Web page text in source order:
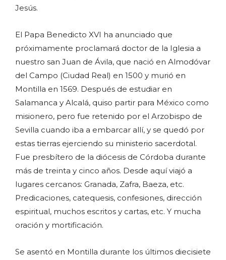
Jesús.
El Papa Benedicto XVI ha anunciado que
próximamente proclamará doctor de la Iglesia a
nuestro san Juan de Ávila, que nació en Almodóvar
del Campo (Ciudad Real) en 1500 y murió en
Montilla en 1569. Después de estudiar en
Salamanca y Alcalá, quiso partir para México como
misionero, pero fue retenido por el Arzobispo de
Sevilla cuando iba a embarcar allí, y se quedó por
estas tierras ejerciendo su ministerio sacerdotal.
Fue presbítero de la diócesis de Córdoba durante
más de treinta y cinco años. Desde aquí viajó a
lugares cercanos: Granada, Zafra, Baeza, etc.
Predicaciones, catequesis, confesiones, dirección
espiritual, muchos escritos y cartas, etc. Y mucha
oración y mortificación.
Se asentó en Montilla durante los últimos diecisiete